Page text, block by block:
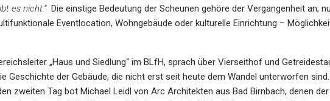
es nicht.“Die einstige Bedeutung der Scheunen gehöre der Vergangenheit an,
Eventlocation, Wohngebäude oder kulturelle Einrichtung –
„Haus und Siedlung“ im BLfH, sprach über Vierseithof und
Geschichte der Gebäude, die nicht erst seit heute dem Wandel unterworfen sind.
zweiten Tag bot Michael Leidl von Arc Architekten aus Bad Birnbach, denen der